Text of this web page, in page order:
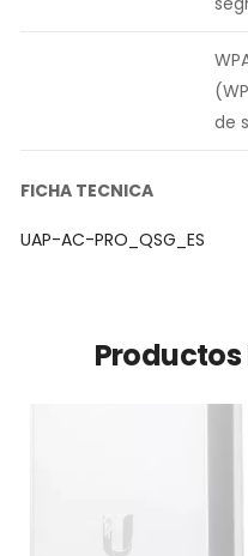
de
FICHA TECNICA
UAP-AC-PRO_QSG_ES